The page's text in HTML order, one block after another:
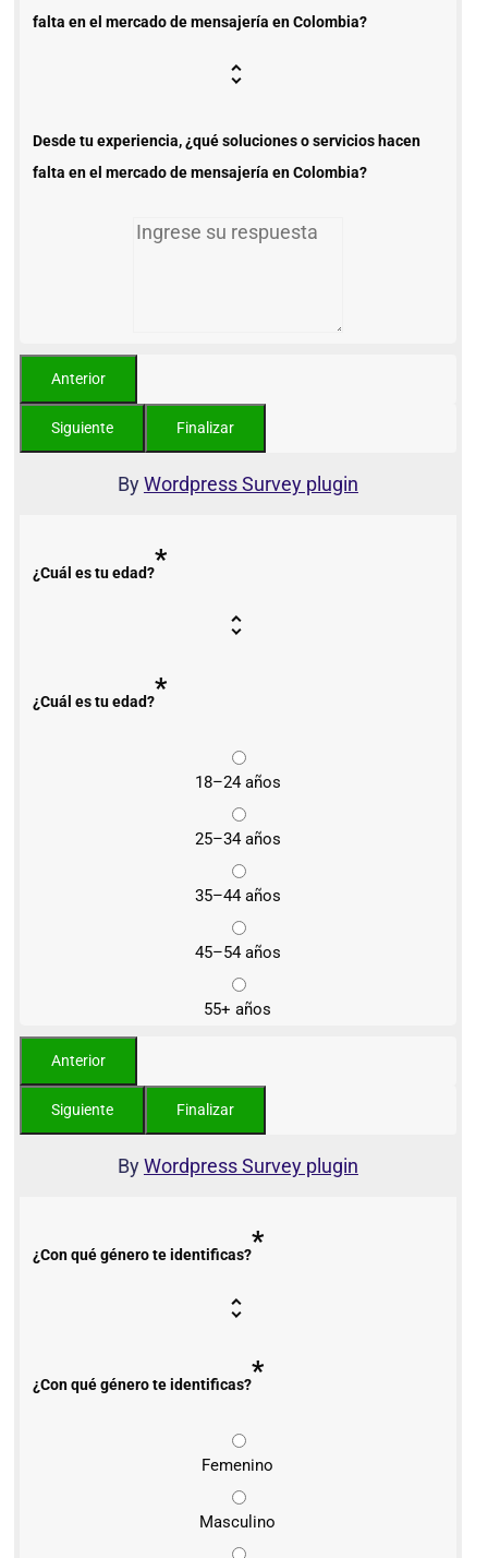
falta en el mercado de mensajería en Colombia?
Desde tu experiencia, ¿qué soluciones o servicios hacen
falta en el mercado de mensajería en Colombia?
ByWordpress Survey plugin
¿Cuál es tu edad?*
¿Cuál es tu edad?*
18–24 años
25–34 años
35–44 años
45–54 años
55+ años
ByWordpress Survey plugin
¿Con qué género te identificas?*
¿Con qué género te identificas?*
Femenino
Masculino